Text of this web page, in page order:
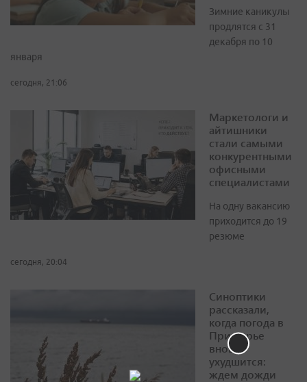
Зимние каникулы
продлятся с 31
декабря по 10
января
сегодня, 21:06
Маркетологи и
айтишники
стали самыми
конкурентными
офисными
специалистами
На одну вакансию
приходится до 19
резюме
сегодня, 20:04
Синоптики
рассказали,
когда погода в
Приморье
вновь
ухудшится:
ждем дожди